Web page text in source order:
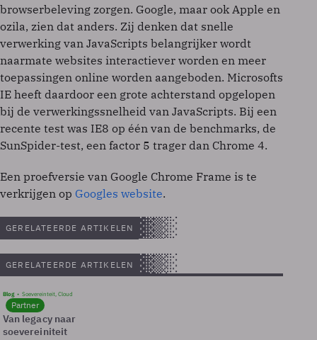
browserbeleving zorgen. Google, maar ook Apple en
ozila, zien dat anders. Zij denken dat snelle
verwerking van JavaScripts belangrijker wordt
naarmate websites interactiever worden en meer
toepassingen online worden aangeboden. Microsofts
IE heeft daardoor een grote achterstand opgelopen
bij de verwerkingssnelheid van JavaScripts. Bij een
recente test was IE8 op één van de benchmarks, de
SunSpider-test, een factor 5 trager dan Chrome 4.
Een proefversie van Google Chrome Frame is te
verkrijgen op Googles website.
GERELATEERDE ARTIKELEN
GERELATEERDE ARTIKELEN
Blog Soevereinteit, Cloud
Partner
Van legacy naar
soevereiniteit